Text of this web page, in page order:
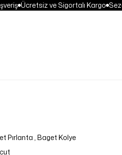
Ücretsiz ve Sigortalı Kargo
Pırlanta , Baget Kolye